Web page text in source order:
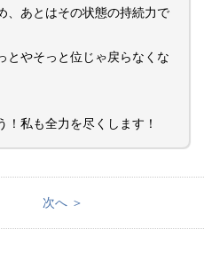
、あとはその状態の持続力で
とやそっと位じゃ戻らなくな
！私も全力を尽くします！
次へ ＞